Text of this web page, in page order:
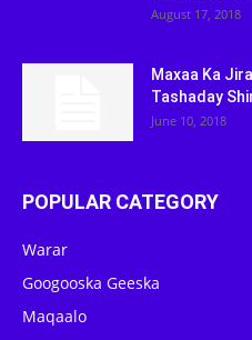
August 17, 2018
Maxaa Ka
Tashaday
June 10, 2018
POPULAR CATEGORY
Warar
Googooska Geeska
Maqaalo